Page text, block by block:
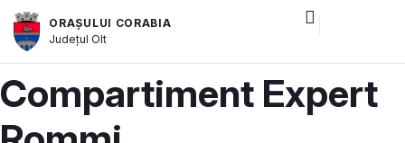
ORAȘULUI CORABIA
JudețulOlt
Compartiment Expert